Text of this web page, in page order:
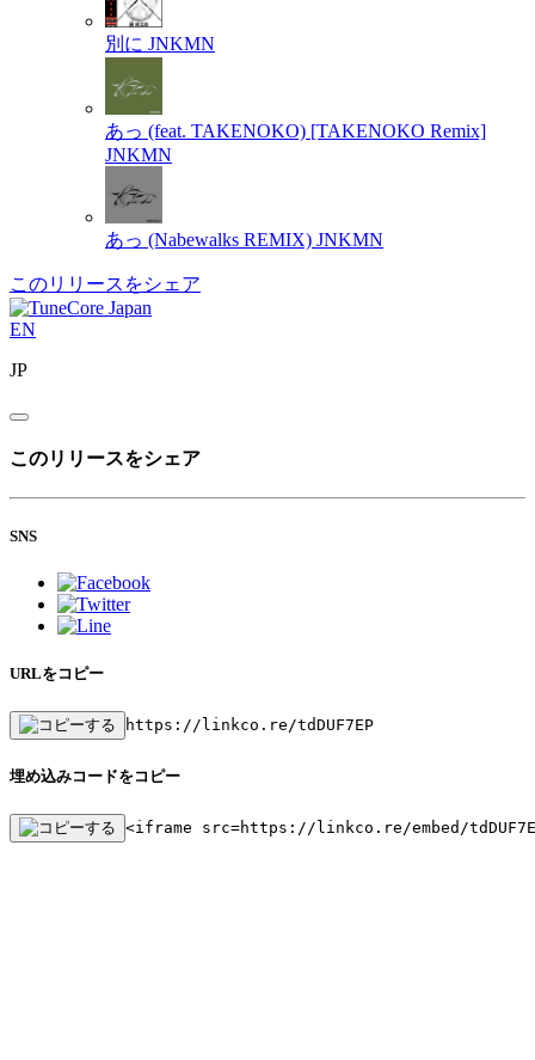
別に JNKMN
あっ (feat. TAKENOKO) [TAKENOKO Remix]
JNKMN
あっ (Nabewalks REMIX) JNKMN
このリリースをシェア
EN
JP
このリリースをシェア
SNS
URLをコピー
https://linkco.re/tdDUF7EP
埋め込みコードをコピー
<iframe src=https://linkco.re/embed/